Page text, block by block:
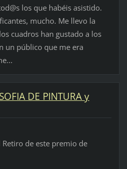
los que habéis asistido.
mucho. Me llevo la
cuadros han gustado a los
un público que me era
DE PINTURA y
de este premio de